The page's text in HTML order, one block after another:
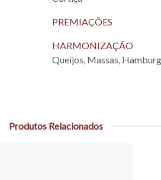
PREMIAÇÕES
HARMONIZAÇÃO
Queijos, Massas,
Produtos Relacionados